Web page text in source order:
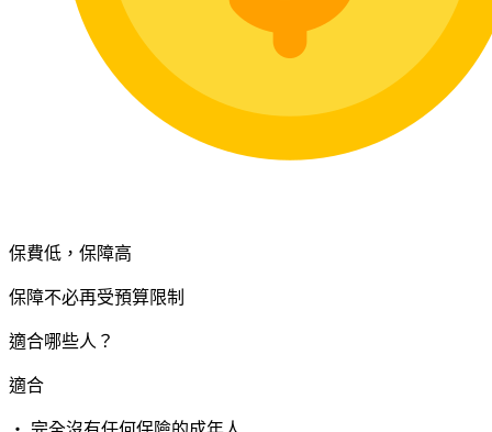
保費低，保障高
保障不必再受預算限制
適合哪些人？
適合